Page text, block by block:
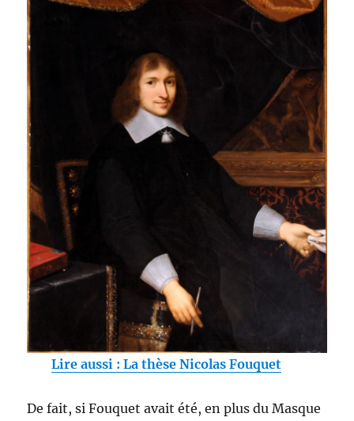
Lire aussi : La thèse Nicolas Fouquet
De fait, si Fouquet avait été, en plus du Masque